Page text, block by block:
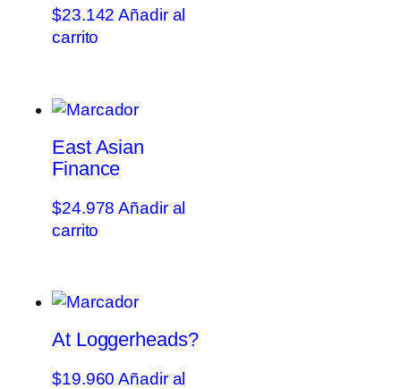
$23.142 Añadir al
carrito
East Asian
Finance
$24.978 Añadir al
carrito
At Loggerheads?
$19.960 Añadir al